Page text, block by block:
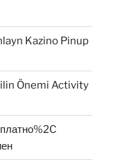
Kazino Pinup
Önemi Activity